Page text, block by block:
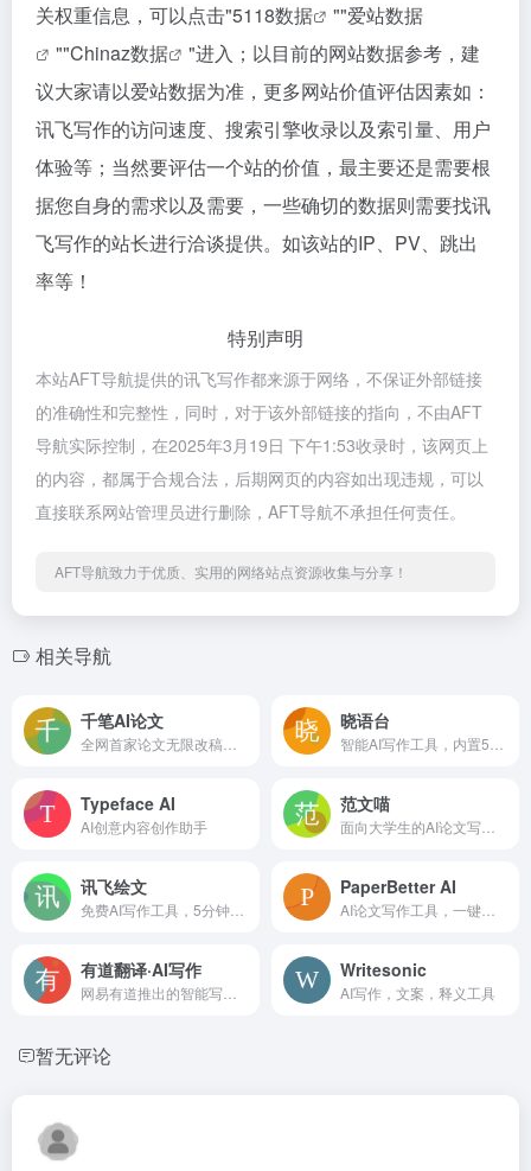
关权重信息，可以点击"5118数据 ""爱站数据
""Chinaz数据
"进入；以目前的网站数据参考，建
议大家请以爱站数据为准，更多网站价值评估因素如：
讯飞写作的访问速度、搜索引擎收录以及索引量、用户
体验等；当然要评估一个站的价值，最主要还是需要根
据您自身的需求以及需要，一些确切的数据则需要找讯
飞写作的站长进行洽谈提供。如该站的IP、PV、跳出
率等！
特别声明
本站AFT导航提供的讯飞写作都来源于网络，不保证外部链接
的准确性和完整性，同时，对于该外部链接的指向，不由AFT
导航实际控制，在2025年3月19日 下午1:53收录时，该网页上
的内容，都属于合规合法，后期网页的内容如出现违规，可以
直接联系网站管理员进行删除，AFT导航不承担任何责任。
AFT导航致力于优质、实用的网络站点资源收集与分享！
相关导航
千笔AI论文 晓语台
Typeface AI
AI创意内容创作助手
范文喵
讯飞绘文 PaperBetter AI
有道翻译·AI写作 Writesonic
AI写作，文案，释义工具
暂无评论